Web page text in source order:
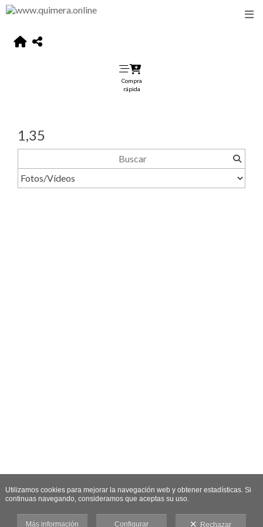
Compra
rápida
1,35
Utilizamos cookies para mejorar la navegación web y obtener estadísticas. Si
continuas navegando, consideramos que aceptas su uso.
Más información Configurar Rechazar